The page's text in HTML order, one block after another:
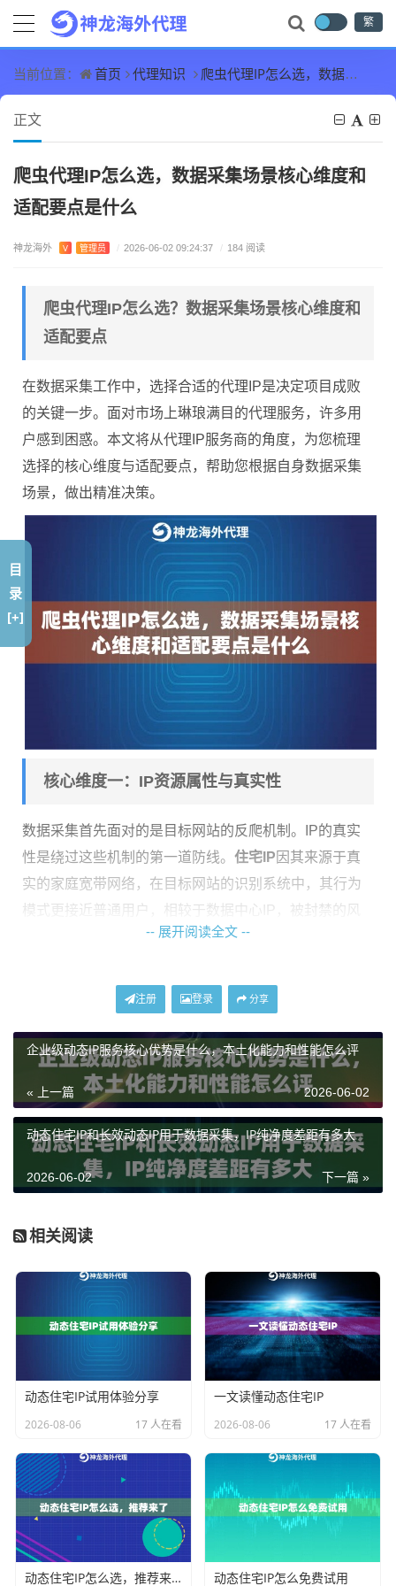
繁
当前位置： 首页 代理知识 爬虫代理IP怎么选，数据采集场景核心维度和适配要点是什么
正文
爬虫代理IP怎么选，数据采集场景核心维度和
适配要点是什么
神龙海外 V 管理员 / 2026-06-02 09:24:37 / 184 阅读
爬虫代理IP怎么选？数据采集场景核心维度和
适配要点
在数据采集工作中，选择合适的代理IP是决定项目成败
的关键一步。面对市场上琳琅满目的代理服务，许多用
户感到困惑。本文将从代理IP服务商的角度，为您梳理
选择的核心维度与适配要点，帮助您根据自身数据采集
场景，做出精准决策。
核心维度一：IP资源属性与真实性
数据采集首先面对的是目标网站的反爬机制。IP的真实
性是绕过这些机制的第一道防线。 住宅IP 因其来源于真
实的家庭宽带网络，在目标网站的识别系统中，其行为
模式更接近普通用户，相较于数据中心IP，被封禁的风
险显著降低。例如，神龙海外动态IP提供的动态住宅IP和
全球本地ISP宽带网络构建，拥有更高的可信度，能有效
模拟真实用户的访问环境，从而提升数据抓取的成功
率。
在选择时，应重点关注服务商是否明确标注IP类型为“住
宅IP”或“ISP代理”，并了解其IP池的资源背景。一个纯
净、真实的住宅IP池是长期稳定采集的基石。
核心维度二：资源规模与使用模式
不同的采集任务对IP资源的消耗模式差异巨大。您需要
的采集任务，例如大规模海外
市场调研、持续监控金融数据或为AI模型训练采集海量
文本图像，IP的消耗速度极快。这时，传统的按量计费
模式可能成本不可控。针对此类场景，
不限量代理IP
餐是一个高效解决方案。它提供专属的动态住宅IP池，
在有效期内不限制IP使用数量和流量消耗，并配备超高
本变得可预期、可管理。
对于企业级的复杂业务，如大型跨境电商团队运营多国
店铺、广告代理公司进行规模化投放，则需要更广泛的
地区覆盖和更高的资源纯净度。企业级动态住宅IP服务
-- 展开阅读全文 --
注册 登录 分享
企业级动态IP服务核心优势是什么，本土化能力和性能怎么评
« 上一篇 2026-06-02
动态住宅IP和长效动态IP用于数据采集，IP纯净度差距有多大
下一篇 »
2026-06-02
相关阅读
动态住宅IP试用体验分享
2026-08-06 17 人在看
一文读懂动态住宅IP
2026-08-06 17 人在看
动态住宅IP怎么选，推荐来了 动态住宅IP怎么免费试用
目
录
[+]